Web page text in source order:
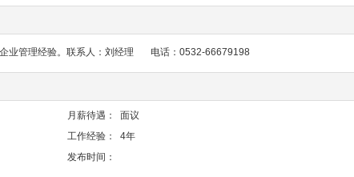
企业管理经验。联系人：刘经理 电话：0532-66679198
月薪待遇：
面议
工作经验：
4年
发布时间：